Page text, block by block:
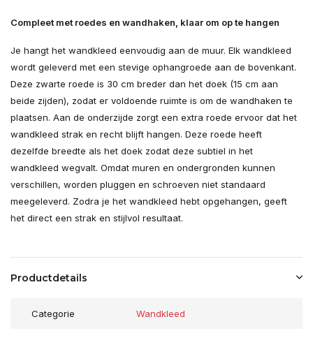
Compleet met roedes en wandhaken, klaar om op te hangen
Je hangt het wandkleed eenvoudig aan de muur. Elk wandkleed
wordt geleverd met een stevige ophangroede aan de bovenkant.
Deze zwarte roede is 30 cm breder dan het doek (15 cm aan
beide zijden), zodat er voldoende ruimte is om de wandhaken te
plaatsen. Aan de onderzijde zorgt een extra roede ervoor dat het
wandkleed strak en recht blijft hangen. Deze roede heeft
dezelfde breedte als het doek zodat deze subtiel in het
wandkleed wegvalt. Omdat muren en ondergronden kunnen
verschillen, worden pluggen en schroeven niet standaard
meegeleverd. Zodra je het wandkleed hebt opgehangen, geeft
het direct een strak en stijlvol resultaat.
Productdetails
Categorie Wandkleed